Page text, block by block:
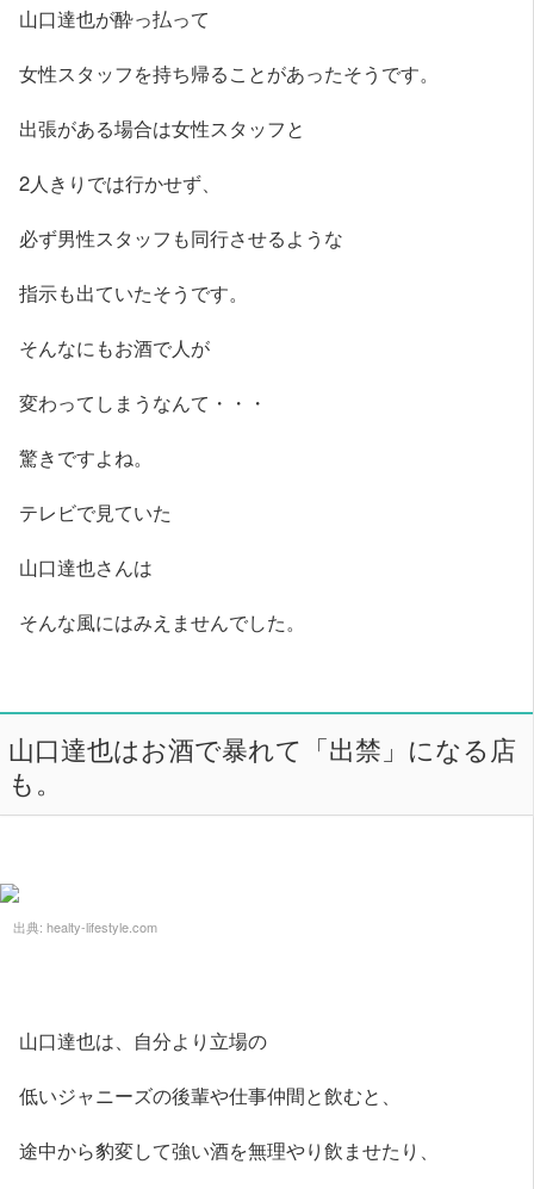
山口達也が酔っ払って
女性スタッフを持ち帰ることがあったそうです。
出張がある場合は女性スタッフと
2人きりでは行かせず、
必ず男性スタッフも同行させるような
指示も出ていたそうです。
そんなにもお酒で人が
変わってしまうなんて・・・
驚きですよね。
テレビで見ていた
山口達也さんは
そんな風にはみえませんでした。
山口達也はお酒で暴れて「出禁」になる店
も。
出典: healty-lifestyle.com
山口達也は、自分より立場の
低いジャニーズの後輩や仕事仲間と飲むと、
途中から豹変して強い酒を無理やり飲ませたり、